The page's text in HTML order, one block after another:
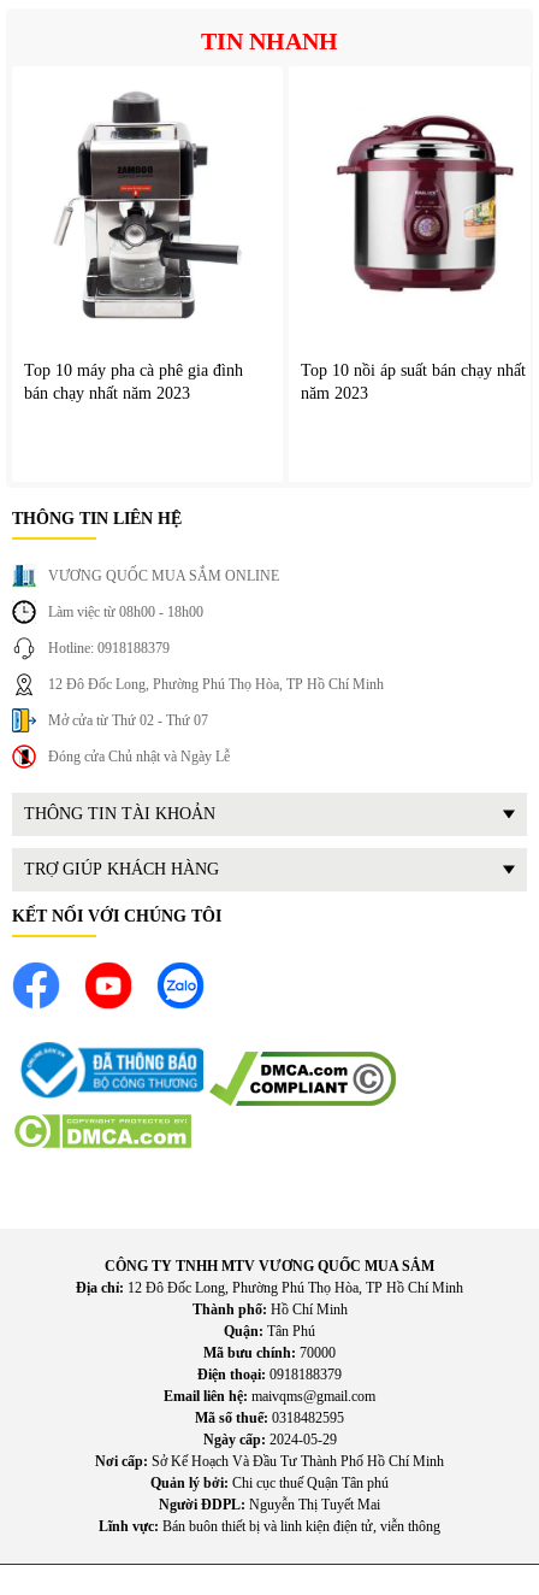
hợp sử dụng trong phòng ngủ hoặc phòng làm việc.
Sản phẩm được trang bị nhiều tính năng an toàn như: Tự
ngắt khi quá nhiệt, Tự ngắt khi bị nghiêng hoặc đổ.
Nhờ đó người dùng hoàn toàn yên tâm khi sử dụng.
3. Lợi ích thực tế khi sử dụng
Trong những ngày lạnh, nhiệt độ thấp có thể ảnh hưởng
có hệ miễn dịch yếu.
Máy sưởi Rapido giúp duy trì nhiệt độ phòng ổn định, tạo
môi trường sống ấm áp và thoải mái.
Bảo vệ sức khỏe
Cảm lạnh, Ho, Đau khớp.
Sử dụng máy sưởi giúp giảm thiểu các nguy cơ này, đặc biệt
trong những ngày thời tiết rét đậm.
Tăng sự thoải mái trong sinh hoạt
TIN NHANH
Top 10 máy pha cà phê gia đình
bán chạy nhất năm 2023
Top 10 nồi áp suất bán chạy nhất
năm 2023
THÔNG TIN LIÊN HỆ
VƯƠNG QUỐC MUA SẮM ONLINE
Làm việc từ 08h00 - 18h00
Hotline: 0918188379
12 Đô Đốc Long, Phường Phú Thọ Hòa, TP Hồ Chí Minh
Mở cửa từ Thứ 02 - Thứ 07
Đóng cửa Chủ nhật và Ngày Lễ
THÔNG TIN TÀI KHOẢN
TRỢ GIÚP KHÁCH HÀNG
KẾT NỐI VỚI CHÚNG TÔI
CÔNG TY TNHH MTV VƯƠNG QUỐC MUA SẮM
Địa chỉ: 12 Đô Đốc Long, Phường Phú Thọ Hòa, TP Hồ Chí Minh
Thành phố: Hồ Chí Minh
Quận: Tân Phú
Mã bưu chính: 70000
Điện thoại: 0918188379
Email liên hệ: maivqms@gmail.com
Mã số thuế: 0318482595
Ngày cấp: 2024-05-29
Nơi cấp: Sở Kế Hoạch Và Đầu Tư Thành Phố Hồ Chí Minh
Quản lý bởi: Chi cục thuế Quận Tân phú
Người ĐDPL: Nguyễn Thị Tuyết Mai
Lĩnh vực: Bán buôn thiết bị và linh kiện điện tử, viễn thông